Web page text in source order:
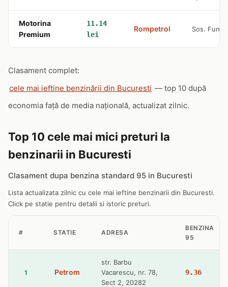
Motorina
Premium
11.14
lei
Rompetrol Sos.
Clasament complet:
cele mai ieftine benzinării din Bucuresti — top 10 după
economia față de media națională, actualizat zilnic.
Top 10 cele mai mici preturi la
benzinarii in Bucuresti
Clasament dupa benzina standard 95 in Bucuresti
Lista actualizata zilnic cu cele mai ieftine benzinarii din Bucuresti.
Click pe statie pentru detalii si istoric preturi.
# STATIE ADRESA
BENZINA
95
1 Petrom
str. Barbu
Vacarescu, nr. 78,
Sect 2, 20282
9.36